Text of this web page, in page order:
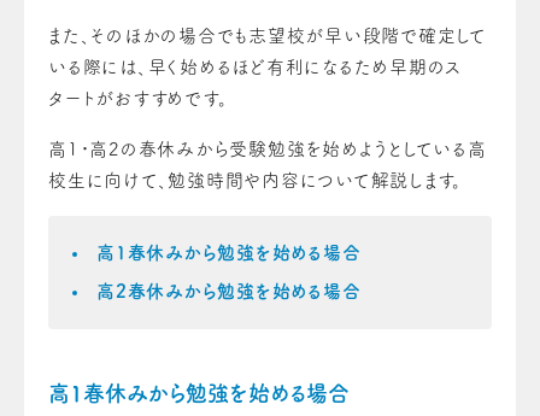
また、そのほかの場合でも志望校が早い段階で確定して
いる際には、早く始めるほど有利になるため早期のス
タートがおすすめです。
高1・高2の春休みから受験勉強を始めようとしている高
校生に向けて、勉強時間や内容について解説します。
高1春休みから勉強を始める場合
高2春休みから勉強を始める場合
高1春休みから勉強を始める場合